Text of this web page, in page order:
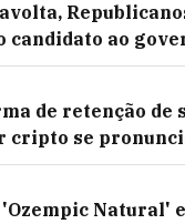
candidato ao
de retenção de
cripto se
Natural'